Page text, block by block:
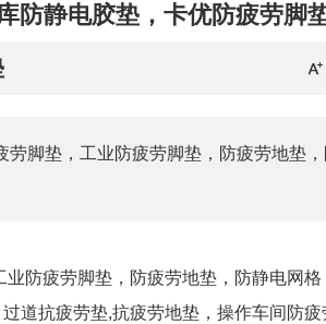
防静电胶垫，卡优防疲劳脚
脚垫，工业防疲劳脚垫，防疲劳地垫
防疲劳脚垫，防疲劳地垫，防静电网格
道抗疲劳垫,抗疲劳地垫，操作车间防疲